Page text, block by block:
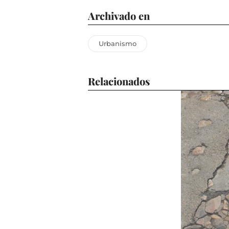
Archivado en
Urbanismo
Relacionados